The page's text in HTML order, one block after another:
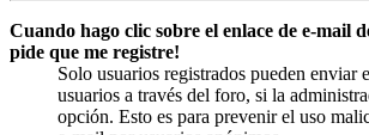
Cuando hago clic sobre el enlace de e-mail
pide que me registre!
Solo usuarios registrados pueden enviar
usuarios a través del foro, si la
opción. Esto es para prevenir el uso